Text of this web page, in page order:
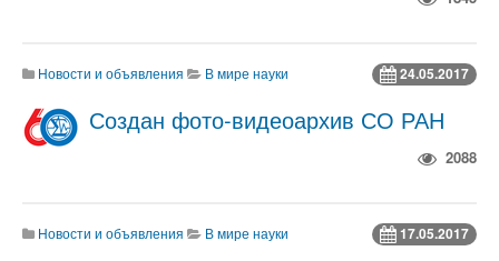
24.05.2017
Новости и объявления В мире науки
Создан фото-видеоархив СО РАН
2088
17.05.2017
Новости и объявления В мире науки